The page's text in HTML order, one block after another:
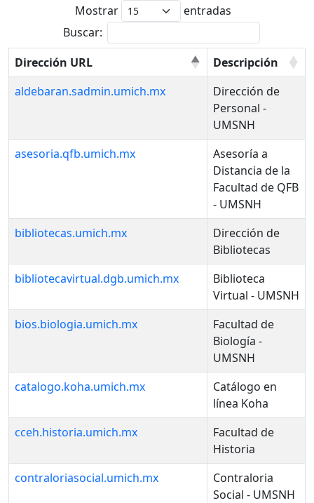
Mostrar
entradas
Buscar:
Dirección URL
Descripción
aldebaran.sadmin.umich.mx
Dirección de
Personal -
UMSNH
asesoria.qfb.umich.mx
Asesoría a
Distancia de la
Facultad de QFB
- UMSNH
bibliotecas.umich.mx
Dirección de
Bibliotecas
bibliotecavirtual.dgb.umich.mx
Biblioteca
Virtual - UMSNH
bios.biologia.umich.mx
Facultad de
Biología -
UMSNH
catalogo.koha.umich.mx
Catálogo en
línea Koha
cceh.historia.umich.mx
Facultad de
Historia
contraloriasocial.umich.mx
Contraloria
Social - UMSNH